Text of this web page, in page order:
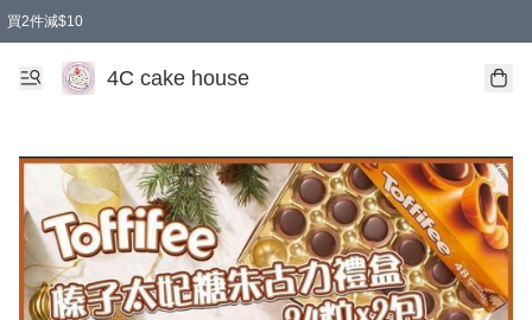
買2件減$10
任選兩件減$10
買兩盒減$10
買兩件減$10
買2件減$10
4C cake house